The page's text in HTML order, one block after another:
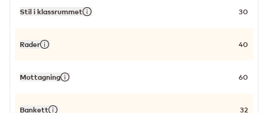
Stil i klassrummet 30
Rader 40
Mottagning 60
Bankett 32